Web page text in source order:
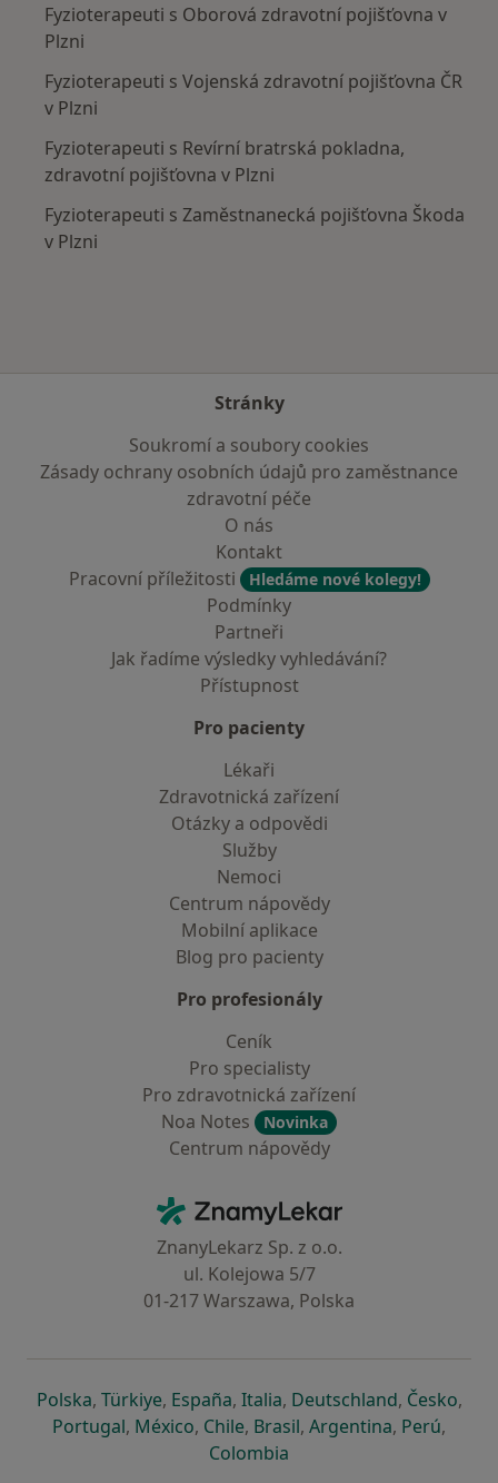
Fyzioterapeuti s Oborová zdravotní pojišťovna v
Plzni
Fyzioterapeuti s Vojenská zdravotní pojišťovna ČR
v Plzni
Fyzioterapeuti s Revírní bratrská pokladna,
zdravotní pojišťovna v Plzni
Fyzioterapeuti s Zaměstnanecká pojišťovna Škoda
v Plzni
Stránky
Soukromí a soubory cookies
Zásady ochrany osobních údajů pro zaměstnance
zdravotní péče
O nás
Kontakt
Pracovní příležitosti
Hledáme nové kolegy!
Podmínky
Partneři
Jak řadíme výsledky vyhledávání?
Přístupnost
Pro pacienty
Lékaři
Zdravotnická zařízení
Otázky a odpovědi
Služby
Nemoci
Centrum nápovědy
Mobilní aplikace
Blog pro pacienty
Pro profesionály
Ceník
Pro specialisty
Pro zdravotnická zařízení
Noa Notes
Novinka
Centrum nápovědy
ZnamyLekar - Hlavní stránka
ZnanyLekarz Sp. z o.o.
ul. Kolejowa 5/7
01-217 Warszawa, Polska
Polskase otevře v nové záložce
, Türkiyese otevře v nové záložce
, Españase otevře v nové záložce
, Italiase otevře v nové záložce
, Deutschlandse otevře v
, Českose
,
Portugalse otevře v nové záložce
, Méxicose otevře v nové záložce
, Chilese otevře v nové záložce
, Brasilse otevře v nové
, Argentinase otevře v
, Perúse
,
Colombia